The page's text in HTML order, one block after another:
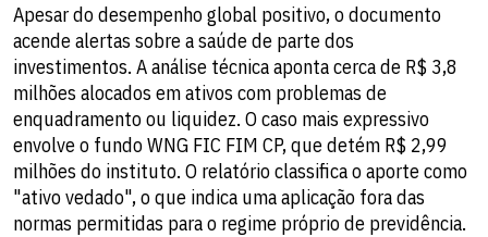
Apesar do desempenho global positivo, o documento
acende alertas sobre a saúde de parte dos
investimentos. A análise técnica aponta cerca de R$ 3,8
milhões alocados em ativos com problemas de
enquadramento ou liquidez. O caso mais expressivo
envolve o fundo WNG FIC FIM CP, que detém R$ 2,99
milhões do instituto. O relatório classifica o aporte como
"ativo vedado", o que indica uma aplicação fora das
normas permitidas para o regime próprio de previdência.